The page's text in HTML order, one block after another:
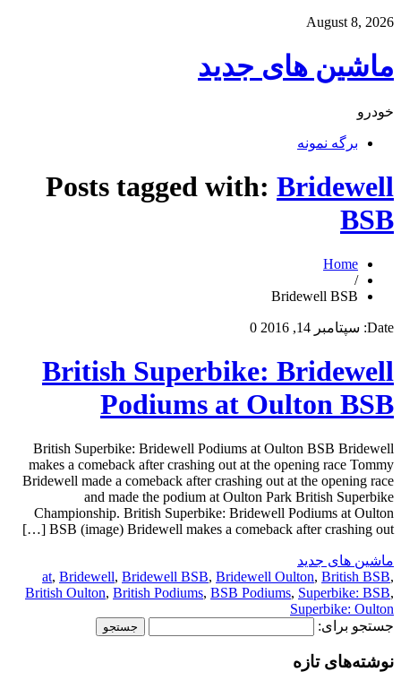
August 8, 2026
ماشین های جدید
خودرو
برگه نمونه
Posts tagged with: Bridewell
BSB
Home
/
Bridewell BSB
Date: سپتامبر 14, 2016 0
British Superbike: Bridewell
Podiums at Oulton BSB
British Superbike: Bridewell Podiums at Oulton BSB Bridewell
makes a comeback after crashing out at the opening race Tommy
Bridewell made a comeback after crashing out at the opening race
and made the podium at Oulton Park British Superbike
Championship. British Superbike: Bridewell Podiums at Oulton
BSB (image) Bridewell makes a comeback after crashing out […]
ماشین های جدید
at, Bridewell, Bridewell BSB, Bridewell Oulton, British BSB,
British Oulton, British Podiums, BSB Podiums, Superbike: BSB,
Superbike: Oulton
جستجو برای:
نوشته‌های تازه